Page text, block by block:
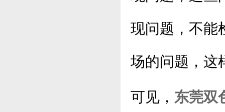
现问题，不能
场的问题，这
可见， 东莞双